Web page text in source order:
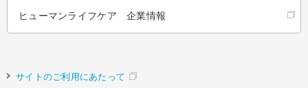
ヒューマンライフケア 企業情報
サイトのご利用にあたって